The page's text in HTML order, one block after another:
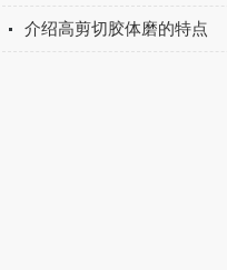
介绍高剪切胶体磨的特点